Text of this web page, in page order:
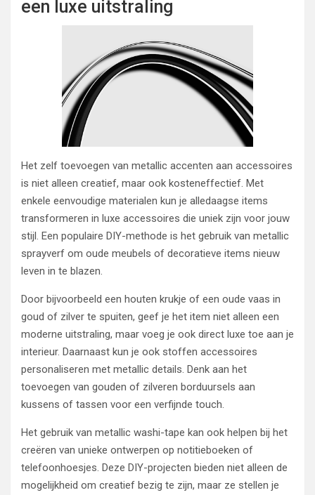
een luxe uitstraling
Het zelf toevoegen van metallic accenten aan accessoires
is niet alleen creatief, maar ook kosteneffectief. Met
enkele eenvoudige materialen kun je alledaagse items
transformeren in luxe accessoires die uniek zijn voor jouw
stijl. Een populaire DIY-methode is het gebruik van metallic
sprayverf om oude meubels of decoratieve items nieuw
leven in te blazen.
Door bijvoorbeeld een houten krukje of een oude vaas in
goud of zilver te spuiten, geef je het item niet alleen een
moderne uitstraling, maar voeg je ook direct luxe toe aan je
interieur. Daarnaast kun je ook stoffen accessoires
personaliseren met metallic details. Denk aan het
toevoegen van gouden of zilveren borduursels aan
kussens of tassen voor een verfijnde touch.
Het gebruik van metallic washi-tape kan ook helpen bij het
creëren van unieke ontwerpen op notitieboeken of
telefoonhoesjes. Deze DIY-projecten bieden niet alleen de
mogelijkheid om creatief bezig te zijn, maar ze stellen je